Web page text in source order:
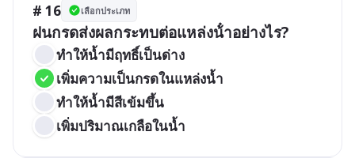
# 16 เลือกประเภท
ฝนกรดส่งผลกระทบต่อแหล่งน้ําอย่างไร?
ทำให้น้ำมีฤทธิ์เป็นด่าง
เพิ่มความเป็นกรดในแหล่งน้ำ
ทำให้น้ำมีสีเข้มขึ้น
เพิ่มปริมาณเกลือในน้ำ